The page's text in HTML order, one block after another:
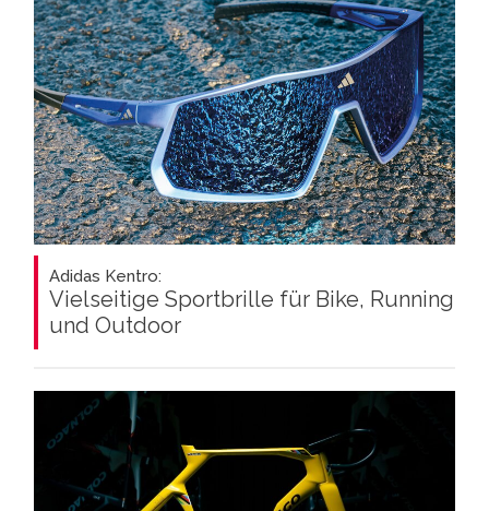
Adidas Kentro:
Vielseitige Sportbrille für Bike, Running
und Outdoor